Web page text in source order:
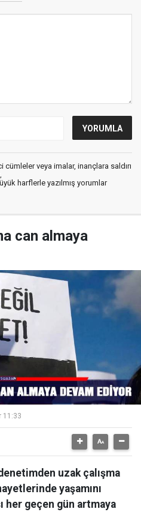
veya imalar, inançlara saldırı
harflerle yazılmış yorumlar
can almaya
11:33
uzak çalışma
yaşamını
her geçen gün artmaya